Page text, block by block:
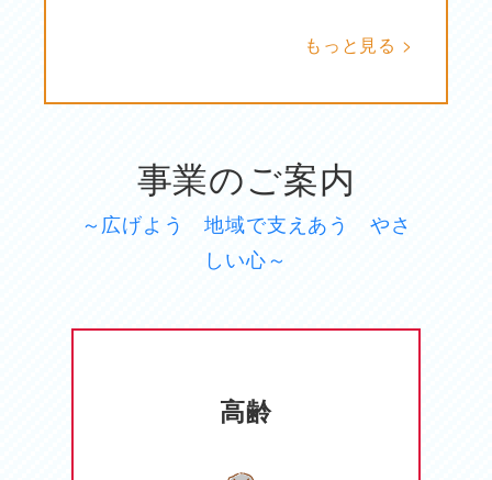
もっと見る >
事業のご案内
～広げよう 地域で支えあう やさ
しい心～
高齢